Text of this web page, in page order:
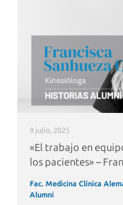
9 julio, 2025
«El trabajo en
los pacientes» –
Fac. Medicina Clínica
Alumni